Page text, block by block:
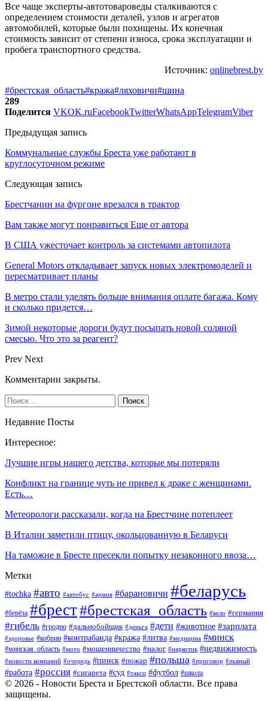
Все чаще эксперты-автотовароведы сталкиваются с
определением стоимости деталей, узлов и агрегатов
автомобилей, которые были похищены. Их конечная
стоимость зависит от степени износа, срока эксплуатации и
пробега транспортного средства.
Источник: onlinebrest.by
#брестская_область#кража#ляховичи#шина
289
Поделится VKOK.ruFacebookTwitterWhatsAppTelegramViber
Предыдущая запись
Коммунальные службы Бреста уже работают в
круглосуточном режиме
Следующая запись
Брестчанин на фургоне врезался в трактор
Вам также могут понравиться Еще от автора
В США ужесточает контроль за системами автопилота
General Motors откладывает запуск новых электромоделей и
пересматривает планы
В метро стали уделять больше внимания оплате багажа. Кому
и сколько придется…
Зимой некоторые дороги будут посыпать новой соляной
смесью. Что это за реагент?
Prev Next
Комментарии закрыты.
Недавние Посты
Интересное:
Лучшие игры нашего детства, которые мы потеряли
Конфликт на границе чуть не привел к драке с женщинами.
Есть…
Метеорологи рассказали, когда на Брестчине потеплеет
В Италии заметили птицу, окольцованную в Беларуси
На таможне в Бресте пресекли попытку незаконного ввоза…
Метки
#tochka #авто #автобус #армия #барановичи #беларусь
#берёза #брест#брестская_область #вело #германия
#гибель #гродно #дальнобойщик #деньга #дети #животное #зарплата
#здоровье #кобрин #контрабанда #кража #литва #медицина #минск
#минская_область #мото #мошенничество #налог #наркотик #недвижимость
#новости компаний #очередь #пинск #пожар #польша #приговор #пьяный
#работа #россия #сигарета #суд #такси #футбол #школа
© 2026 - Новости Бреста и Брестской области. Все права
защищены.